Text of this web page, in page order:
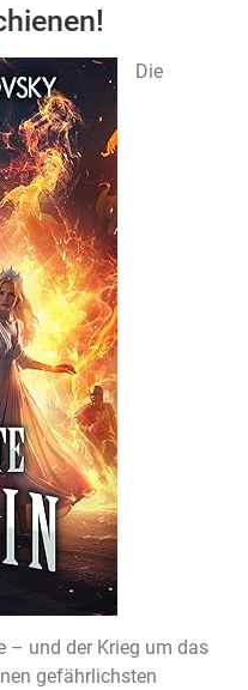
Die
– und der Krieg um das
gefährlichsten